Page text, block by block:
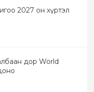
2027 он хүртэл
дор World